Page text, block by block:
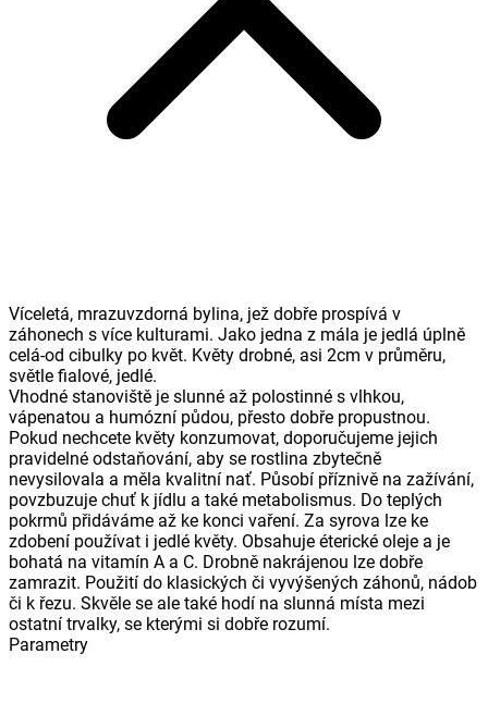
Víceletá, mrazuvzdorná bylina, jež dobře prospívá v
záhonech s více kulturami. Jako jedna z mála je jedlá úplně
celá-od cibulky po květ. Květy drobné, asi 2cm v průměru,
světle fialové, jedlé.
Vhodné stanoviště je slunné až polostinné s vlhkou,
vápenatou a humózní půdou, přesto dobře propustnou.
Pokud nechcete květy konzumovat, doporučujeme jejich
pravidelné odstaňování, aby se rostlina zbytečně
nevysilovala a měla kvalitní nať. Působí příznivě na zažívání,
povzbuzuje chuť k jídlu a také metabolismus. Do teplých
pokrmů přidáváme až ke konci vaření. Za syrova lze ke
zdobení používat i jedlé květy. Obsahuje éterické oleje a je
bohatá na vitamín A a C. Drobně nakrájenou lze dobře
zamrazit. Použití do klasických či vyvýšených záhonů, nádob
či k řezu. Skvěle se ale také hodí na slunná místa mezi
ostatní trvalky, se kterými si dobře rozumí.
Parametry